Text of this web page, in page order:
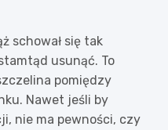
schował się tak
usunąć. To
pomiędzy
Nawet jeśli by
nie ma pewności, czy